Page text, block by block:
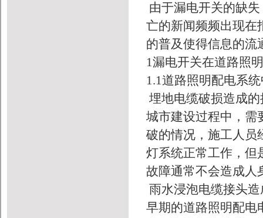
由于漏电开关的缺
亡的新闻频频出现在
的普及使得信息的流
1漏电开关在道路照
1.1道路照明配电系
埋地电缆破损造成
城市建设过程中，需
破的情况，施工人员
灯系统正常工作，但
故障通常不会造成人
雨水浸泡电缆接头
早期的道路照明配电